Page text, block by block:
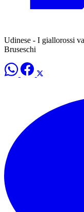
Udinese - I giallorossi
Bruseschi